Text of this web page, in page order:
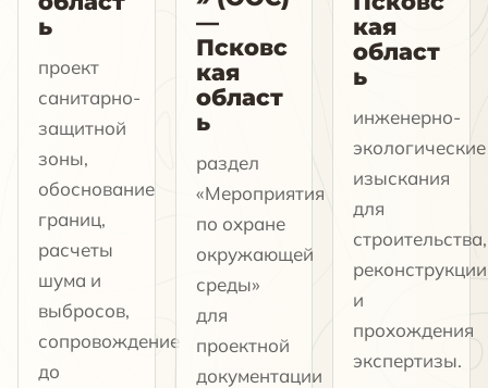
ь
проект
санитарно-
защитной
зоны,
обоснование
границ,
расчеты
шума и
выбросов,
сопровождение
до
—
Псковс
кая
област
ь
раздел
«Мероприятия
по охране
окружающей
среды»
для
проектной
документации
кая
област
ь
инженерно-
экологические
изыскания
для
строительства,
реконструкции
и
прохождения
экспертизы.